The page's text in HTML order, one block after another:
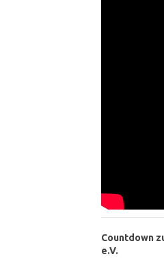
Countdown
e.V.